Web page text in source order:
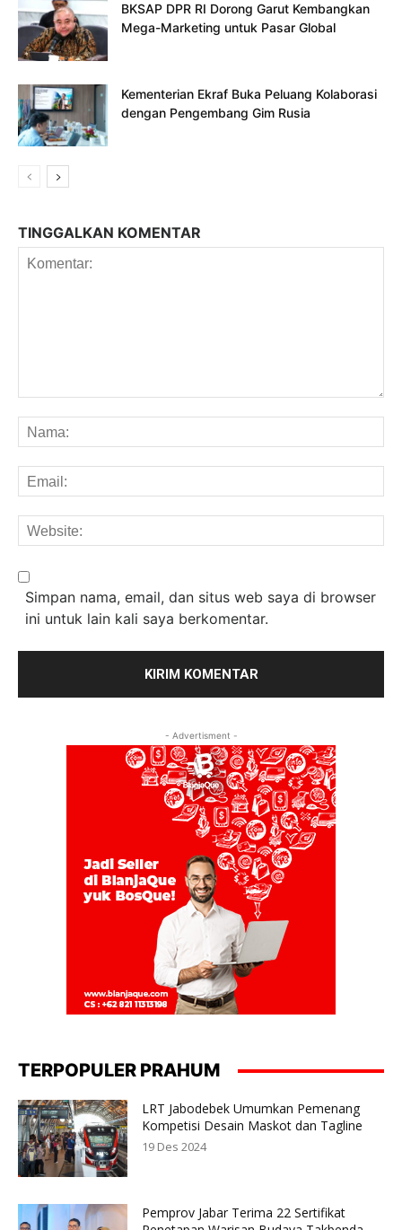
BKSAP DPR RI Dorong Garut Kembangkan
Mega-Marketing untuk Pasar Global
Kementerian Ekraf Buka Peluang Kolaborasi
dengan Pengembang Gim Rusia
TINGGALKAN KOMENTAR
Simpan nama, email, dan situs web saya di browser
ini untuk lain kali saya berkomentar.
- Advertisment -
TERPOPULER PRAHUM
LRT Jabodebek Umumkan Pemenang
Kompetisi Desain Maskot dan Tagline
19 Des 2024
Pemprov Jabar Terima 22 Sertifikat